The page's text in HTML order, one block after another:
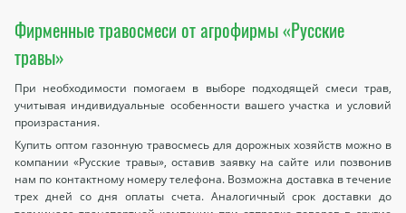
Фирменные травосмеси от агрофирмы «Русские
травы»
При необходимости помогаем в выборе подходящей смеси трав,
учитывая индивидуальные особенности вашего участка и условий
произрастания.
Купить оптом газонную травосмесь для дорожных хозяйств можно в
компании «Русские травы», оставив заявку на сайте или позвонив
нам по контактному номеру телефона. Возможна доставка в течение
трех дней со дня оплаты счета. Аналогичный срок доставки до